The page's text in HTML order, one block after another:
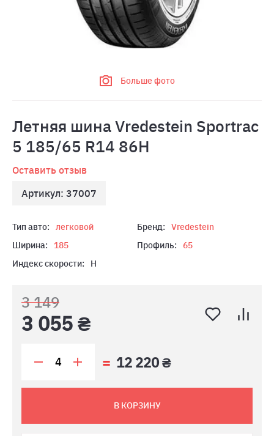
Больше фото
Летняя шина Vredestein Sportrac
5 185/65 R14 86H
Оставить отзыв
Артикул: 37007
Тип авто: легковой Бренд:
Vredestein
Ширина:
185 Профиль:
65
Индекс скорости:
H
3 149
3 055 ₴
12 220 ₴
В КОРЗИНУ